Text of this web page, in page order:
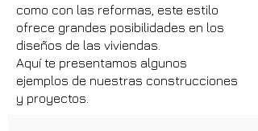
como con las reformas, este estilo
ofrece grandes posibilidades en los
diseños de las viviendas.
Aquí te presentamos algunos
ejemplos de nuestras construcciones
y proyectos.